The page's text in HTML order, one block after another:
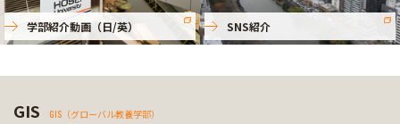
学部紹介動画（日/英） SNS紹介
GIS GIS（グローバル教養学部）